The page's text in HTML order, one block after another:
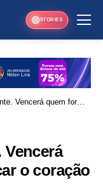
STORIES
Vencerá quem for
Vencerá
o coração